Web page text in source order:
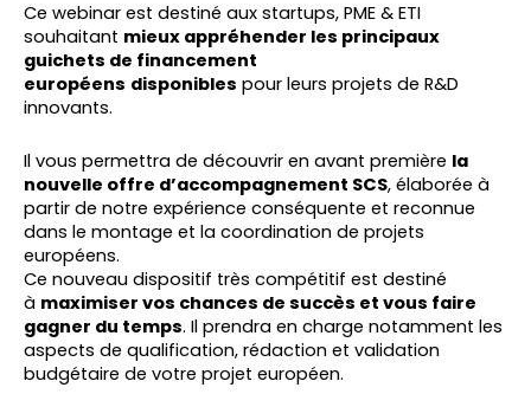
Ce webinar est destiné aux startups, PME & ETI
souhaitant mieux appréhender les principaux
guichets de financement
européens disponibles pour leurs projets de R&D
innovants.
Il vous permettra de découvrir en avant première la
nouvelle offre d’accompagnement SCS, élaborée à
partir de notre expérience conséquente et reconnue
dans le montage et la coordination de projets
européens.
Ce nouveau dispositif très compétitif est destiné
à maximiser vos chances de succès et vous faire
gagner du temps. Il prendra en charge notamment les
aspects de qualification, rédaction et validation
budgétaire de votre projet européen.